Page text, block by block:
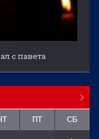
с павета
ПТ СБ